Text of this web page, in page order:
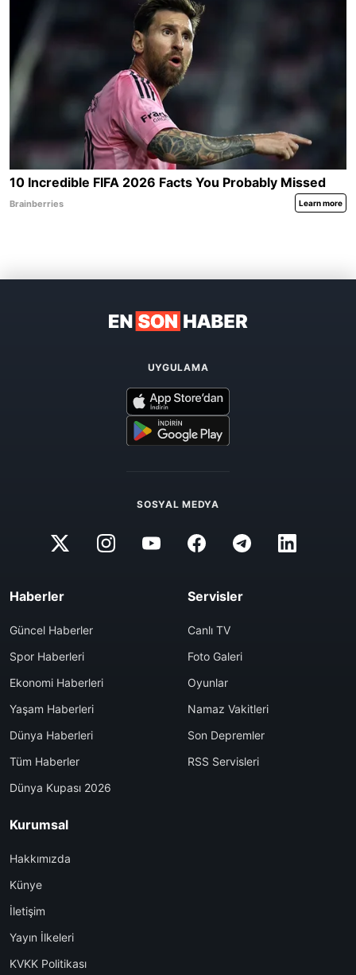
UYGULAMA
SOSYAL MEDYA
Haberler
Güncel Haberler
Spor Haberleri
Ekonomi Haberleri
Yaşam Haberleri
Dünya Haberleri
Tüm Haberler
Dünya Kupası 2026
Servisler
Canlı TV
Foto Galeri
Oyunlar
Namaz Vakitleri
Son Depremler
RSS Servisleri
Kurumsal
Hakkımızda
Künye
İletişim
Yayın İlkeleri
KVKK Politikası